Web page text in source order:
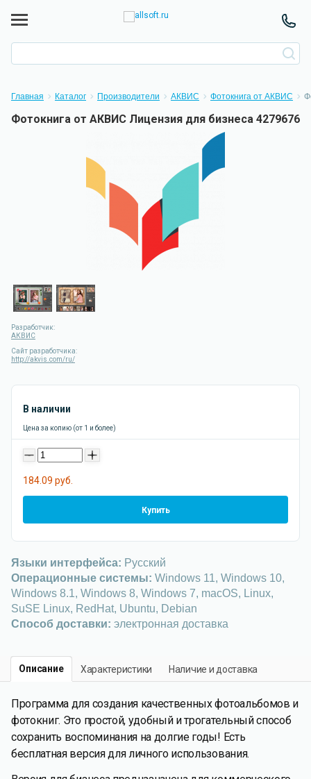
Главная Каталог Производители АКВИС Фотокнига от АКВИС
Фотокнига от АКВИС Лицензия для бизнеса 4279676
Разработчик:
АКВИС
Сайт разработчика:
http://akvis.com/ru/
В наличии
Цена за копию (от 1 и более)
- +
184.09 руб.
Купить
Языки интерфейса: Русский
Операционные системы: Windows 11, Windows 10,
Windows 8.1, Windows 8, Windows 7, macOS, Linux,
SuSE Linux, RedHat, Ubuntu, Debian
Способ доставки: электронная доставка
Описание Характеристики Наличие и доставка
Программа для создания качественных фотоальбомов и
фотокниг. Это простой, удобный и трогательный способ
сохранить воспоминания на долгие годы! Есть
бесплатная версия для личного использования.